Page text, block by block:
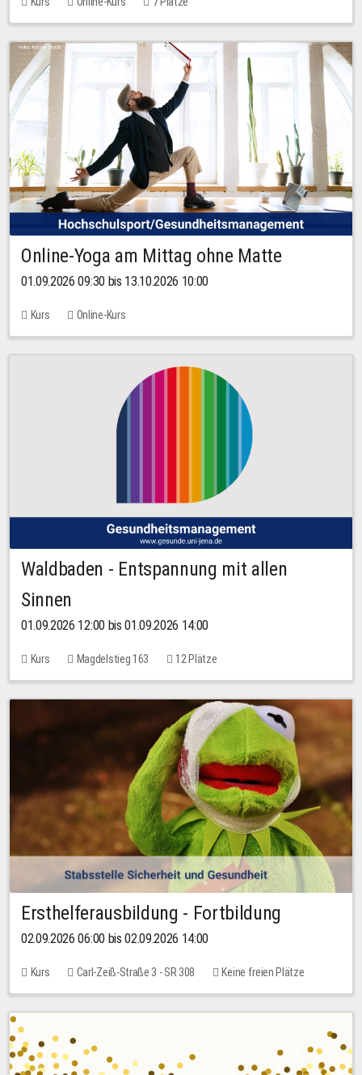
Online-Yoga am Mittag ohne Matte
01.09.2026 09:30 bis 13.10.2026 10:00
Kurs Online-Kurs
Waldbaden - Entspannung mit allen
Sinnen
01.09.2026 12:00 bis 01.09.2026 14:00
Kurs Magdelstieg 163 12 Plätze
Ersthelferausbildung - Fortbildung
02.09.2026 06:00 bis 02.09.2026 14:00
Kurs Carl-Zeiß-Straße 3 - SR 308 Keine freien Plätze